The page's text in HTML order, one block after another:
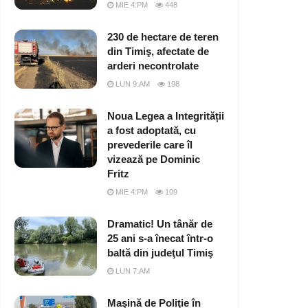
MIE 4:PM 448
230 de hectare de teren
din Timiş, afectate de
arderi necontrolate
LUN 9:AM 198
Noua Legea a Integrității
a fost adoptată, cu
prevederile care îl
vizează pe Dominic
Fritz
MIE 4:PM 109
Dramatic! Un tânăr de
25 ani s-a înecat într-o
baltă din judeţul Timiş
LUN 7:AM
Maşină de Poliţie în